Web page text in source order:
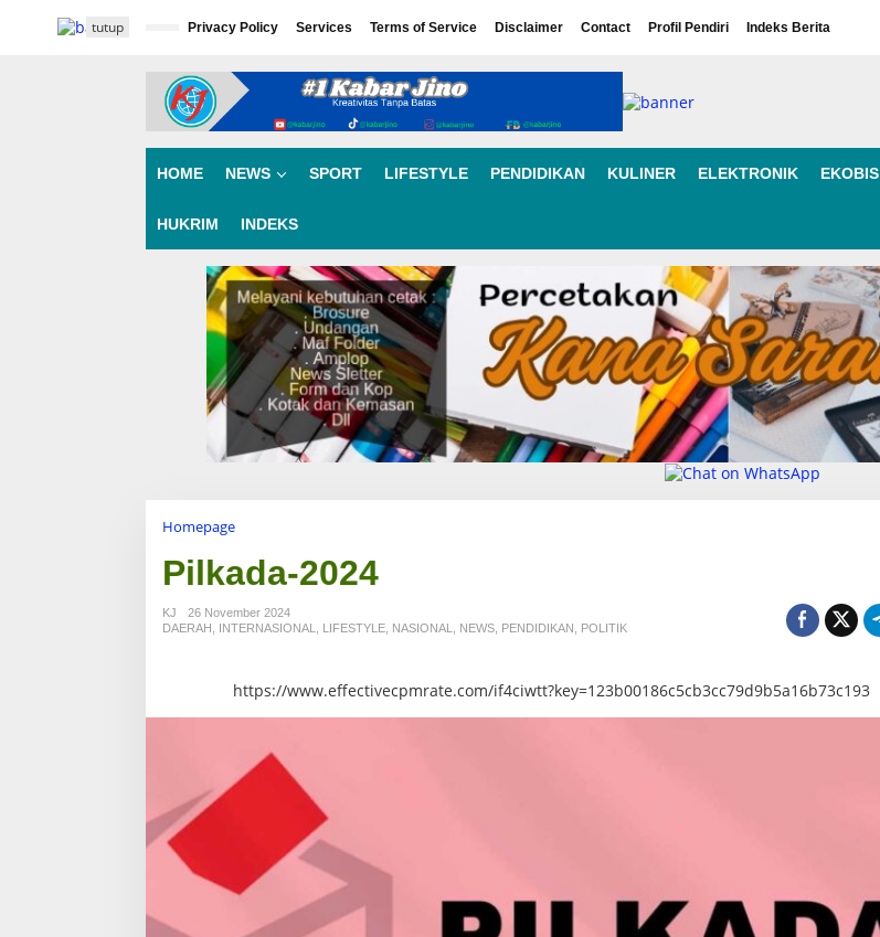
Privacy Policy Services Terms of Service Disclaimer Contact Profil Pendiri Indeks Berita
HOME NEWS SPORT LIFESTYLE PENDIDIKAN KULINER ELEKTRONIK EKOBIS
HUKRIM INDEKS
tutup
Homepage
m
p
i
r
Pilkada-2024
KJ
26 November 2024
DAERAH
INTERNASIONAL LIFESTYLE NASIONAL NEWS PENDIDIKAN POLITIK
https://www.effectivecpmrate.com/if4ciwtt?key=123b00186c5cb3cc79d9b5a16b73c193